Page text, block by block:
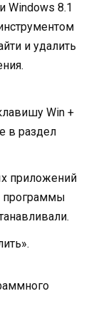
Windows 8.1
и удалить
Win +
в раздел
приложений
программы